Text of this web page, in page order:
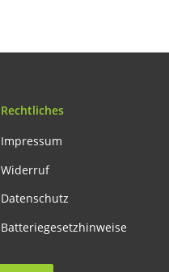
Rechtliches
Impressum
Widerruf
Datenschutz
Batteriegesetzhinweise